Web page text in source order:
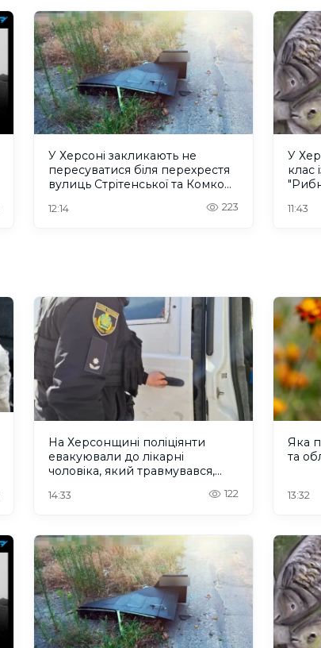
У Херсоні закликають не
пересуватися біля перехрестя
вулиць Стрітенської та Комкова
12:14 223
У
клас
11:43
На Херсонщині поліціянти
евакуювали до лікарні
чоловіка, який травмувався,
14:33 122
Яка
та
13:32